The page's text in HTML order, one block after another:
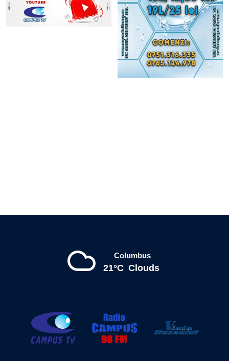
Columbus
21°C Clouds